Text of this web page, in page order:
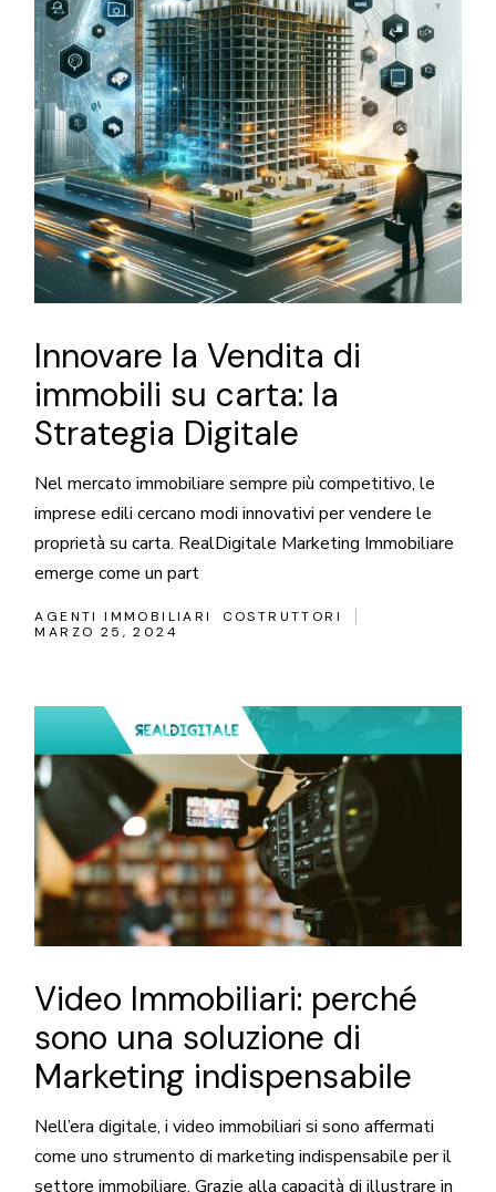
Innovare la Vendita di
immobili su carta: la
Strategia Digitale
Nel mercato immobiliare sempre più competitivo, le
imprese edili cercano modi innovativi per vendere le
proprietà su carta. RealDigitale Marketing Immobiliare
emerge come un part
AGENTI IMMOBILIARI
COSTRUTTORI
MARZO 25, 2024
Video Immobiliari: perché
sono una soluzione di
Marketing indispensabile
Nell’era digitale, i video immobiliari si sono affermati
come uno strumento di marketing indispensabile per il
settore immobiliare. Grazie alla capacità di illustrare in